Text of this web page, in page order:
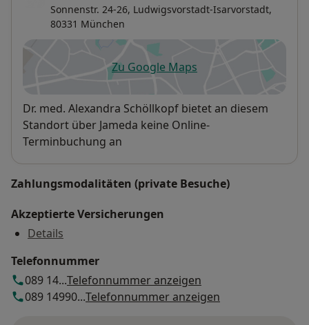
Sonnenstr. 24-26, Ludwigsvorstadt-Isarvorstadt,
80331 München
Zu Google Mapsöffnet in einer neuen
Verfügbarkeit
Dr. med. Alexandra Schöllkopf bietet an diesem
Standort über Jameda keine Online-
Terminbuchung an
Zahlungsmodalitäten (private Besuche)
Akzeptierte Versicherungen
Details
Telefonnummer
089 14...Telefonnummer anzeigen
089 14990...Telefonnummer anzeigen